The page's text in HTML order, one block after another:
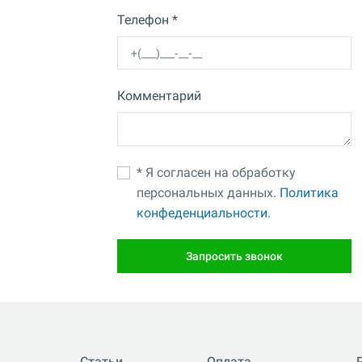
Телефон *
Комментарий
* Я согласен на обработку
персональных данных. Политика
конфеденциальности.
Запросить звонок